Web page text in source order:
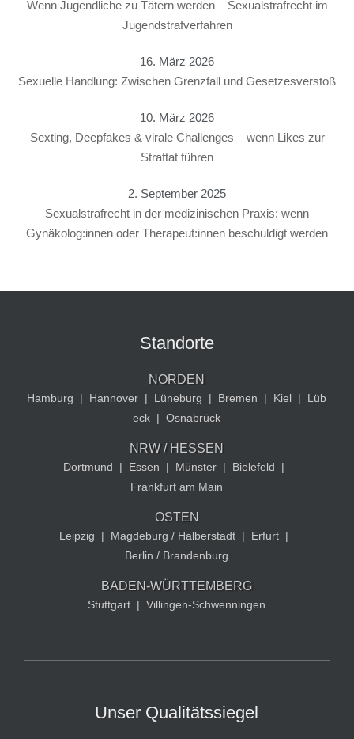
Wenn Jugendliche zu Tätern werden – Sexualstrafrecht im
Jugendstrafverfahren
16. März 2026
Sexuelle Handlung: Zwischen Grenzfall und Gesetzesverstoß
10. März 2026
Sexting, Deepfakes & virale Challenges – wenn Likes zur
Straftat führen
2. September 2025
Sexualstrafrecht in der medizinischen Praxis: wenn
Gynäkolog:innen oder Therapeut:innen beschuldigt werden
Standorte
NORDEN
Hamburg | Hannover | Lüneburg | Bremen | Kiel |
Lüb
eck | Osnabrück
NRW / HESSEN
Dortmund | Essen | Münster | Bielefeld
|
Frankfurt am Main
OSTEN
Leipzig | Magdeburg / Halberstadt | Erfurt |
Berlin / Brandenburg
BADEN-WÜRTTEMBERG
Stuttgart | Villingen-Schwenningen
Unser Qualitätssiegel